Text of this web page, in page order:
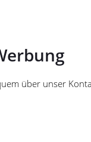
über unser